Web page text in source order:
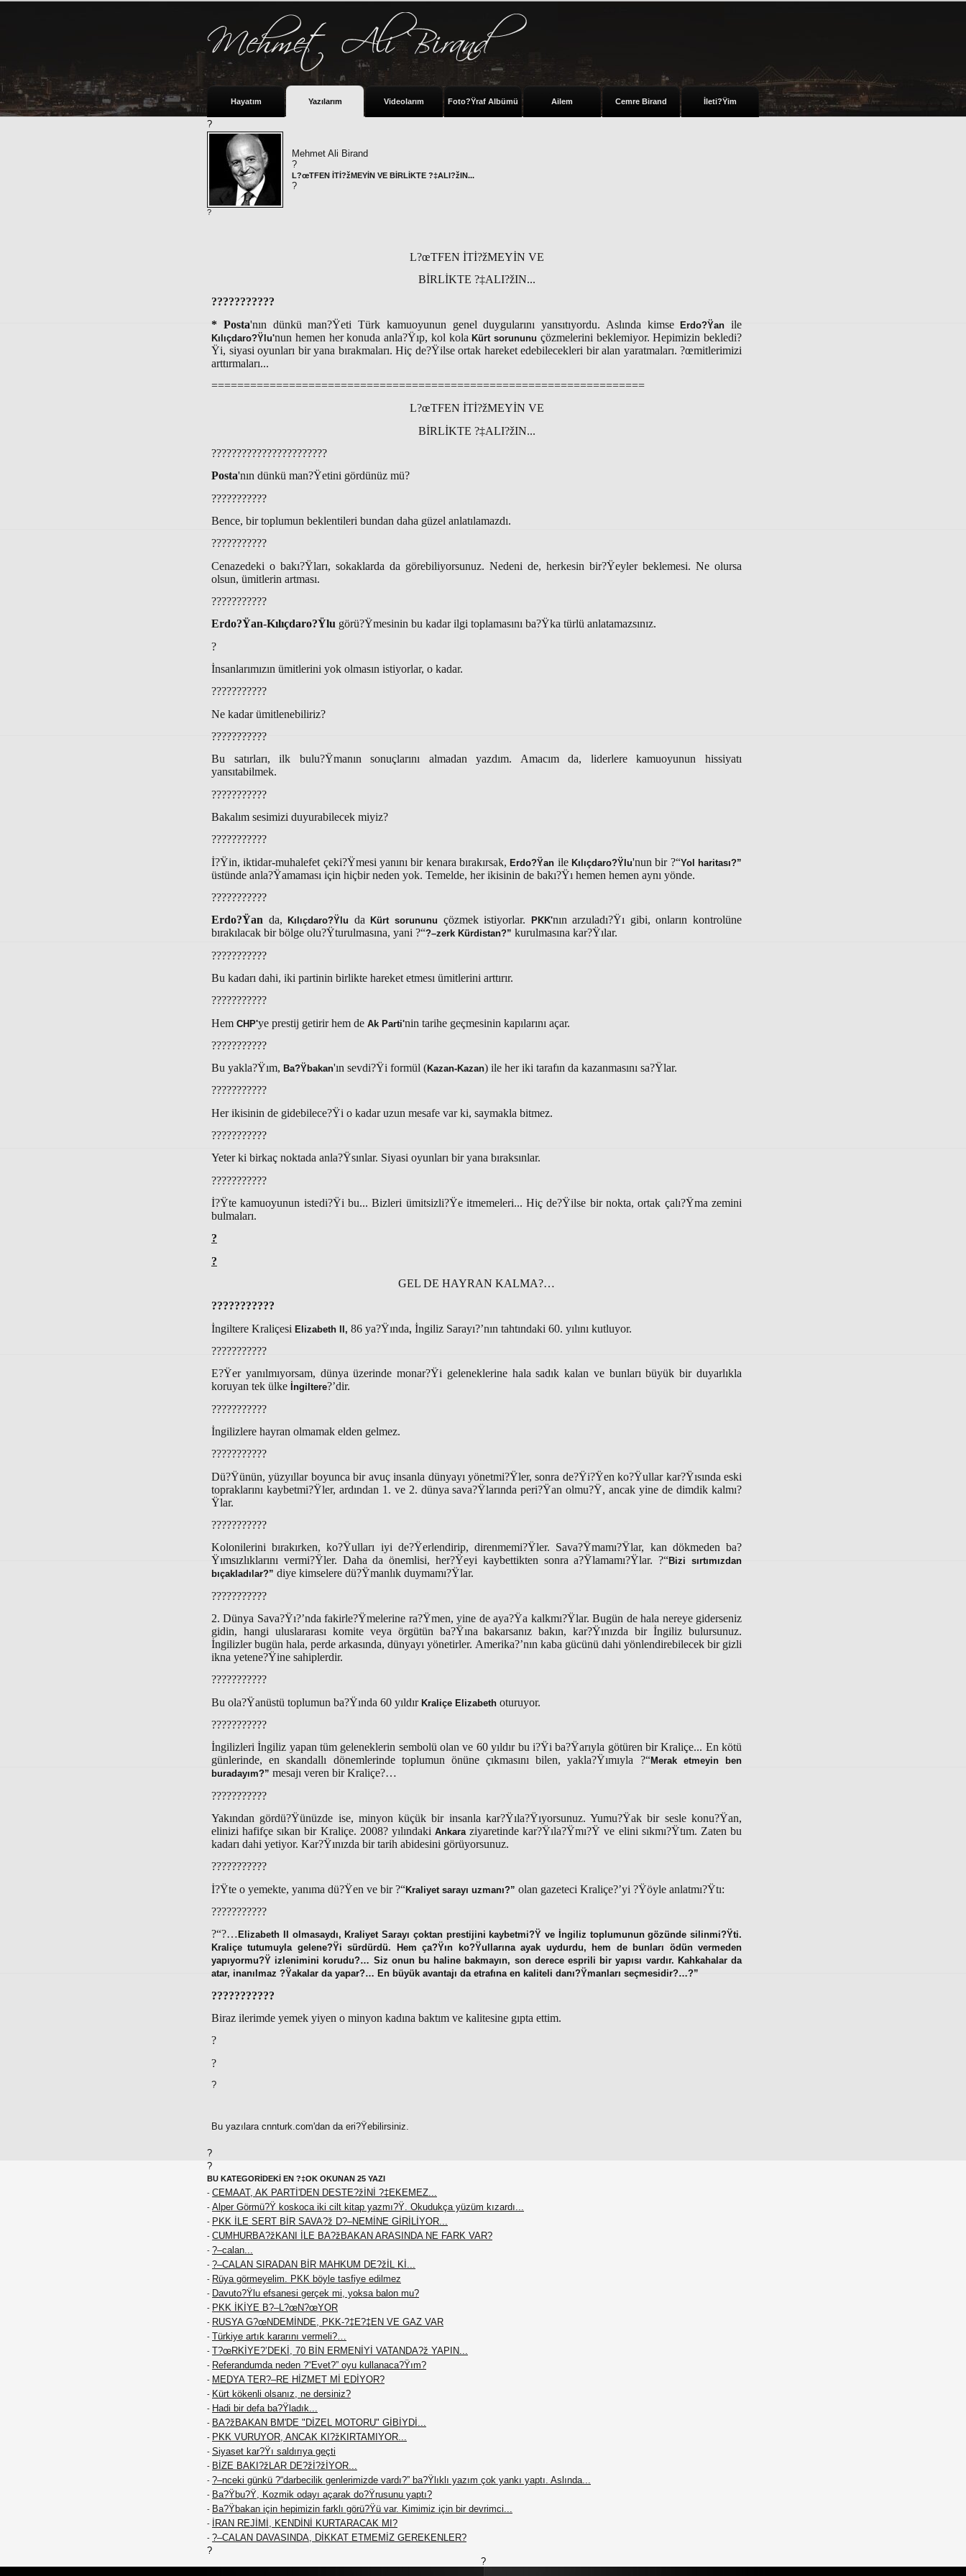
Hayatım Yazılarım Videolarım Foto?Ÿraf Albümü Ailem Cemre Birand İleti?Ÿim
?
Mehmet Ali Birand
?
L?œTFEN İTİ?žMEYİN VE BİRLİKTE ?‡ALI?žIN...
?
?
L?œTFEN İTİ?žMEYİN VE
BİRLİKTE ?‡ALI?žIN...
???????????
* Posta'nın dünkü man?Ÿeti Türk kamuoyunun genel duygularını yansıtıyordu. Aslında kimseErdo?Ÿan ile
Kılıçdaro?Ÿlu'nun hemen her konuda anla?Ÿıp, kol kolaKürt sorununu çözmelerini beklemiyor. Hepimizin bekledi?
Ÿi, siyasi oyunları bir yana bırakmaları. Hiç de?Ÿilse ortak hareket edebilecekleri bir alan yaratmaları. ?œmitlerimizi
arttırmaları...
===================================================================
L?œTFEN İTİ?žMEYİN VE
BİRLİKTE ?‡ALI?žIN...
???????????????????????
Posta'nın dünkü man?Ÿetini gördünüz mü?
???????????
Bence, bir toplumun beklentileri bundan daha güzel anlatılamazdı.
???????????
Cenazedeki o bakı?Ÿları, sokaklarda da görebiliyorsunuz. Nedeni de, herkesin bir?Ÿeyler beklemesi. Ne olursa
olsun, ümitlerin artması.
???????????
Erdo?Ÿan-Kılıçdaro?Ÿlu görü?Ÿmesinin bu kadar ilgi toplamasını ba?Ÿka türlü anlatamazsınız.
?
İnsanlarımızın ümitlerini yok olmasın istiyorlar, o kadar.
???????????
Ne kadar ümitlenebiliriz?
???????????
Bu satırları, ilk bulu?Ÿmanın sonuçlarını almadan yazdım. Amacım da, liderlere kamuoyunun hissiyatı
yansıtabilmek.
???????????
Bakalım sesimizi duyurabilecek miyiz?
???????????
İ?Ÿin, iktidar-muhalefet çeki?Ÿmesi yanını bir kenara bırakırsak,Erdo?Ÿan ileKılıçdaro?Ÿlu'nun bir ?“Yol haritası?”
üstünde anla?Ÿamaması için hiçbir neden yok. Temelde, her ikisinin de bakı?Ÿı hemen hemen aynı yönde.
???????????
Erdo?Ÿan da,Kılıçdaro?Ÿlu daKürt sorununu çözmek istiyorlar. PKK'nın arzuladı?Ÿı gibi, onların kontrolüne
bırakılacak bir bölge olu?Ÿturulmasına, yani ?“?–zerk Kürdistan?” kurulmasına kar?Ÿılar.
???????????
Bu kadarı dahi, iki partinin birlikte hareket etmesı ümitlerini arttırır.
???????????
Hem CHP'ye prestij getirir hem de Ak Parti'nin tarihe geçmesinin kapılarını açar.
???????????
Bu yakla?Ÿım, Ba?Ÿbakan'ın sevdi?Ÿi formül (Kazan-Kazan) ile her iki tarafın da kazanmasını sa?Ÿlar.
???????????
Her ikisinin de gidebilece?Ÿi o kadar uzun mesafe var ki, saymakla bitmez.
???????????
Yeter ki birkaç noktada anla?Ÿsınlar. Siyasi oyunları bir yana bıraksınlar.
???????????
İ?Ÿte kamuoyunun istedi?Ÿi bu... Bizleri ümitsizli?Ÿe itmemeleri... Hiç de?Ÿilse bir nokta, ortak çalı?Ÿma zemini
bulmaları.
?
?
GEL DE HAYRAN KALMA?…
???????????
İngiltere Kraliçesi Elizabeth II, 86 ya?Ÿında, İngiliz Sarayı?’nın tahtındaki 60. yılını kutluyor.
???????????
E?Ÿer yanılmıyorsam, dünya üzerinde monar?Ÿi geleneklerine hala sadık kalan ve bunları büyük bir duyarlıkla
koruyan tek ülke İngiltere?’dir.
???????????
İngilizlere hayran olmamak elden gelmez.
???????????
Dü?Ÿünün, yüzyıllar boyunca bir avuç insanla dünyayı yönetmi?Ÿler, sonra de?Ÿi?Ÿen ko?Ÿullar kar?Ÿısında eski
topraklarını kaybetmi?Ÿler, ardından 1. ve 2. dünya sava?Ÿlarında peri?Ÿan olmu?Ÿ, ancak yine de dimdik kalmı?
Ÿlar.
???????????
Kolonilerini bırakırken, ko?Ÿulları iyi de?Ÿerlendirip, direnmemi?Ÿler. Sava?Ÿmamı?Ÿlar, kan dökmeden ba?
Ÿımsızlıklarını vermi?Ÿler. Daha da önemlisi, her?Ÿeyi kaybettikten sonra a?Ÿlamamı?Ÿlar. ?“Bizi sırtımızdan
bıçakladılar?” diye kimselere dü?Ÿmanlık duymamı?Ÿlar.
???????????
2. Dünya Sava?Ÿı?’nda fakirle?Ÿmelerine ra?Ÿmen, yine de aya?Ÿa kalkmı?Ÿlar. Bugün de hala nereye giderseniz
gidin, hangi uluslararası komite veya örgütün ba?Ÿına bakarsanız bakın, kar?Ÿınızda bir İngiliz bulursunuz.
İngilizler bugün hala, perde arkasında, dünyayı yönetirler. Amerika?’nın kaba gücünü dahi yönlendirebilecek bir gizli
ikna yetene?Ÿine sahiplerdir.
???????????
Bu ola?Ÿanüstü toplumun ba?Ÿında 60 yıldır Kraliçe Elizabeth oturuyor.
???????????
İngilizleri İngiliz yapan tüm geleneklerin sembolü olan ve 60 yıldır bu i?Ÿi ba?Ÿarıyla götüren bir Kraliçe... En kötü
günlerinde, en skandallı dönemlerinde toplumun önüne çıkmasını bilen, yakla?Ÿımıyla ?“Merak etmeyin ben
buradayım?” mesajı veren bir Kraliçe?…
???????????
Yakından gördü?Ÿünüzde ise, minyon küçük bir insanla kar?Ÿıla?Ÿıyorsunuz. Yumu?Ÿak bir sesle konu?Ÿan,
elinizi hafifçe sıkan bir Kraliçe. 2008? yılındaki Ankara ziyaretinde kar?Ÿıla?Ÿmı?Ÿ ve elini sıkmı?Ÿtım. Zaten bu
kadarı dahi yetiyor. Kar?Ÿınızda bir tarih abidesini görüyorsunuz.
???????????
İ?Ÿte o yemekte, yanıma dü?Ÿen ve bir ?“Kraliyet sarayı uzmanı?” olan gazeteci Kraliçe?’yi ?Ÿöyle anlatmı?Ÿtı:
???????????
?“?… Elizabeth II olmasaydı, Kraliyet Sarayı çoktan prestijini kaybetmi?Ÿ ve İngiliz toplumunun gözünde silinmi?Ÿti.
Kraliçe tutumuyla gelene?Ÿi sürdürdü. Hem ça?Ÿın ko?Ÿullarına ayak uydurdu, hem de bunları ödün vermeden
yapıyormu?Ÿ izlenimini korudu?… Siz onun bu haline bakmayın, son derece esprili bir yapısı vardır. Kahkahalar da
atar, inanılmaz ?Ÿakalar da yapar?… En büyük avantajı da etrafına en kaliteli danı?Ÿmanları seçmesidir?…?”
???????????
Biraz ilerimde yemek yiyen o minyon kadına baktım ve kalitesine gıpta ettim.
?
?
?
Bu yazılara cnnturk.com'dan da eri?Ÿebilirsiniz.
?
?
BU KATEGORİDEKİ EN ?‡OK OKUNAN 25 YAZI
- CEMAAT, AK PARTİ'DEN DESTE?žİNİ ?‡EKEMEZ...
- Alper Görmü?Ÿ koskoca iki cilt kitap yazmı?Ÿ. Okudukça yüzüm kızardı...
- PKK İLE SERT BİR SAVA?ž D?–NEMİNE GİRİLİYOR...
- CUMHURBA?žKANI İLE BA?žBAKAN ARASINDA NE FARK VAR?
- ?–calan...
- ?–CALAN SIRADAN BİR MAHKUM DE?žİL Kİ...
- Rüya görmeyelim. PKK böyle tasfiye edilmez
- Davuto?Ÿlu efsanesi gerçek mi, yoksa balon mu?
- PKK İKİYE B?–L?œN?œYOR
- RUSYA G?œNDEMİNDE, PKK-?‡E?‡EN VE GAZ VAR
- Türkiye artık kararını vermeli?…
- T?œRKİYE?’DEKİ, 70 BİN ERMENİYİ VATANDA?ž YAPIN...
- Referandumda neden ?“Evet?” oyu kullanaca?Ÿım?
- MEDYA TER?–RE HİZMET Mİ EDİYOR?
- Kürt kökenli olsanız, ne dersiniz?
- Hadi bir defa ba?Ÿladık...
- BA?žBAKAN BM'DE "DİZEL MOTORU" GİBİYDİ...
- PKK VURUYOR, ANCAK KI?žKIRTAMIYOR...
- Siyaset kar?Ÿı saldırıya geçti
- BİZE BAKI?žLAR DE?žİ?žİYOR...
- ?–nceki günkü ?“darbecilik genlerimizde vardı?” ba?Ÿlıklı yazım çok yankı yaptı. Aslında...
- Ba?Ÿbu?Ÿ, Kozmik odayı açarak do?Ÿrusunu yaptı?
- Ba?Ÿbakan için hepimizin farklı görü?Ÿü var. Kimimiz için bir devrimci...
- İRAN REJİMİ, KENDİNİ KURTARACAK MI?
- ?–CALAN DAVASINDA, DİKKAT ETMEMİZ GEREKENLER?
?
?